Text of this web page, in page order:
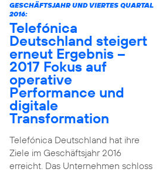
GESCHÄFTSJAHR UND VIERTES QUARTAL
2016:
Telefónica
Deutschland steigert
erneut Ergebnis –
2017 Fokus auf
operative
Performance und
digitale
Transformation
Telefónica Deutschland hat ihre
Ziele im Geschäftsjahr 2016
erreicht. Das Unternehmen schloss